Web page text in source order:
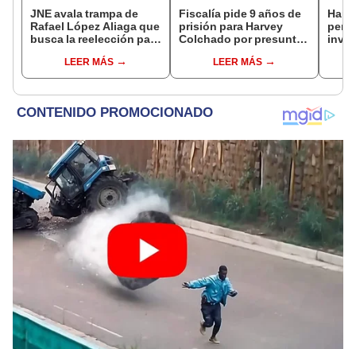
JNE avala trampa de
Rafael López Aliaga que
busca la reelección para
LEER MÁS
Fiscalía pide 9 años de
prisión para Harvey
Colchado por presunta
incompatible y falsedad
ideológica
LEER MÁS